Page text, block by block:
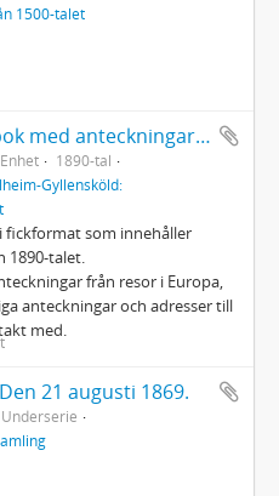
1500-talet
Anteckningsbok med anteckningar av Strindberg
Enhet
1890-tal
Gyllensköld:
fickformat som innehåller
1890-talet.
från resor i Europa,
anteckningar och adresser till
med.
21 augusti 1869.
Underserie